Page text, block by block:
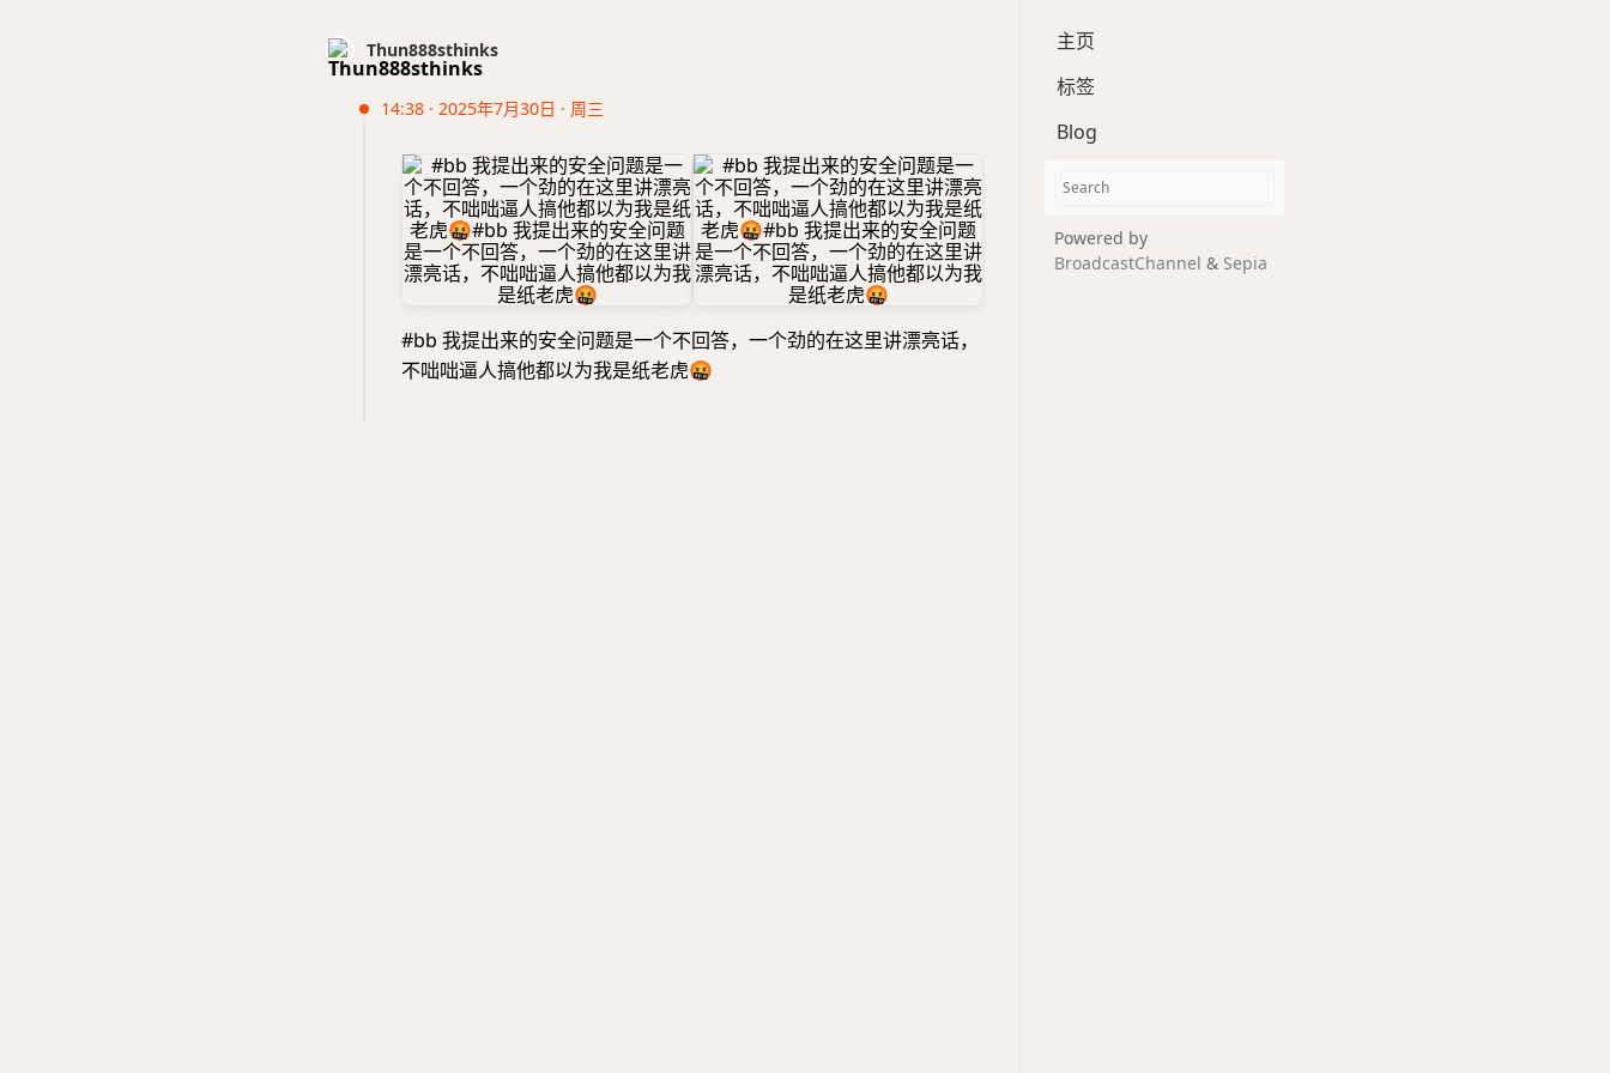
Thun888sthinks
14:38 · 2025年7月30日 · 周三
#bb 我提出来的安全问题是一个不回答，一个劲的在这里讲漂亮话，
不咄咄逼人搞他都以为我是纸老虎🤬
主页
标签
Blog
Powered by
BroadcastChannel & Sepia